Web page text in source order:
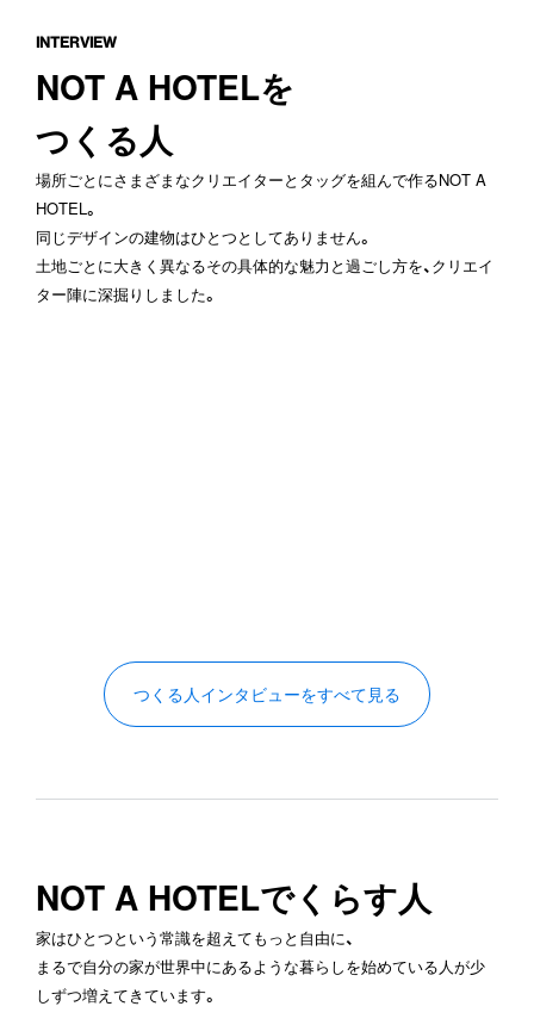
INTERVIEW
NOT A HOTELを
つくる人
場所ごとにさまざまなクリエイターとタッグを組んで作るNOT A
HOTEL。
同じデザインの建物はひとつとしてありません。
土地ごとに大きく異なるその具体的な魅力と過ごし方を、クリエイ
ター陣に深掘りしました。
つくる人インタビューをすべて見る
NOT A HOTELでくらす人
家はひとつという常識を超えてもっと自由に、
まるで自分の家が世界中にあるような暮らしを始めている人が少
しずつ増えてきています。